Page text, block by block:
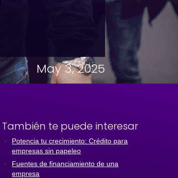
May 3, 2025
También te puede interesar
Potencia tu crecimiento: Crédito para
empresas sin papeleo
Fuentes de financiamiento de una
empresa